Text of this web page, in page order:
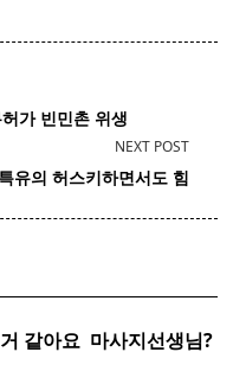
가 빈민촌 위생
NEXT POST
유의 허스키하면서도 힘
같아요 마사지선생님?